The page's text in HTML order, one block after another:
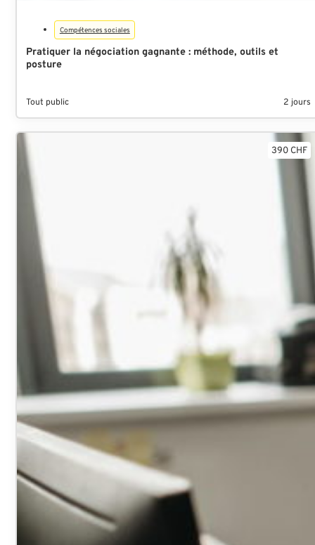
Compétences sociales
Pratiquer la négociation gagnante : méthode, outils et
posture
Tout public 2 jours
390 CHF